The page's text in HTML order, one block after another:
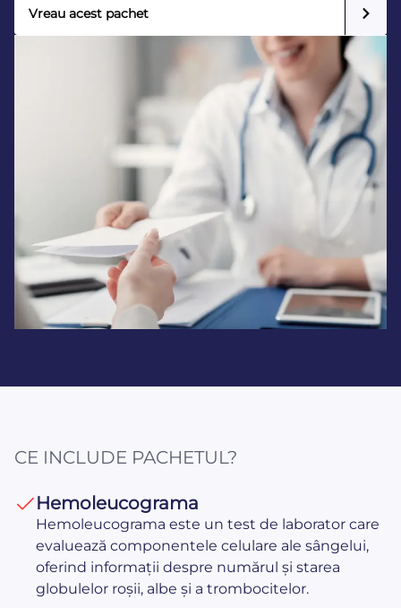
Vreau acest pachet
CE INCLUDE PACHETUL?
Hemoleucograma
Hemoleucograma este un test de laborator care
evaluează componentele celulare ale sângelui,
oferind informații despre numărul și starea
globulelor roșii, albe și a trombocitelor.